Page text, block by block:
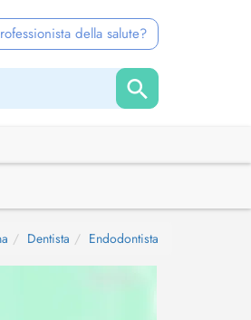
della salute?
Dentista Endodontista